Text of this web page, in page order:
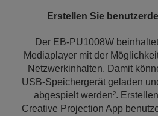
Erstellen Sie
Der EB-PU1008W
Mediaplayer mit der
Netzwerkinhalten. Damit
USB-Speichergerät geladen
abgespielt werden².
Creative Projection App